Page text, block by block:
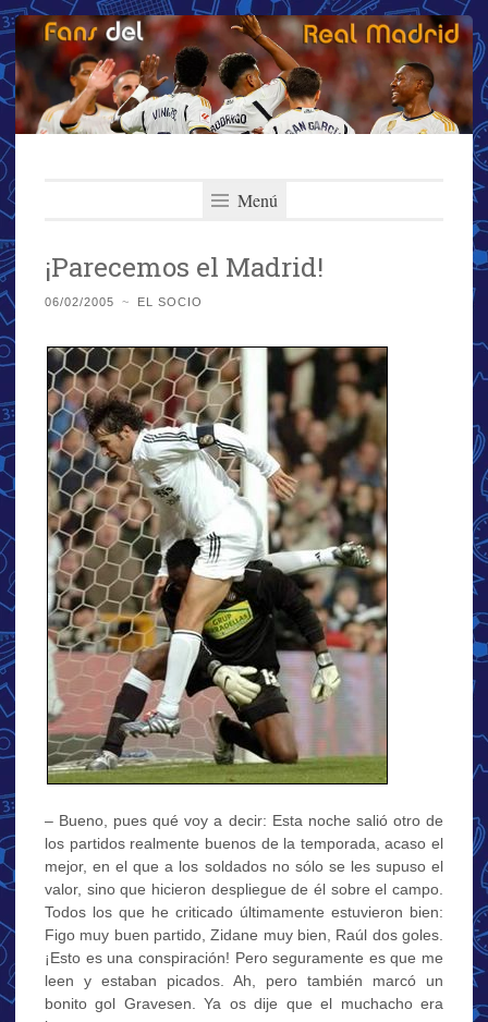
Menú
¡Parecemos el Madrid!
06/02/2005 ~ EL SOCIO
– Bueno, pues qué voy a decir: Esta noche salió otro de
los partidos realmente buenos de la temporada, acaso el
mejor, en el que a los soldados no sólo se les supuso el
valor, sino que hicieron despliegue de él sobre el campo.
Todos los que he criticado últimamente estuvieron bien:
Figo muy buen partido, Zidane muy bien, Raúl dos goles.
¡Esto es una conspiración! Pero seguramente es que me
leen y estaban picados. Ah, pero también marcó un
bonito gol Gravesen. Ya os dije que el muchacho era